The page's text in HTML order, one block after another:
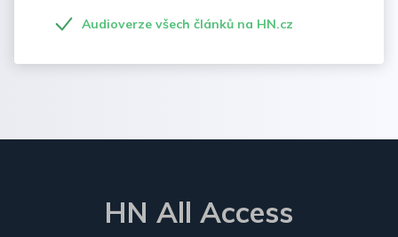
Audioverze všech článků na HN.cz
HN All Access